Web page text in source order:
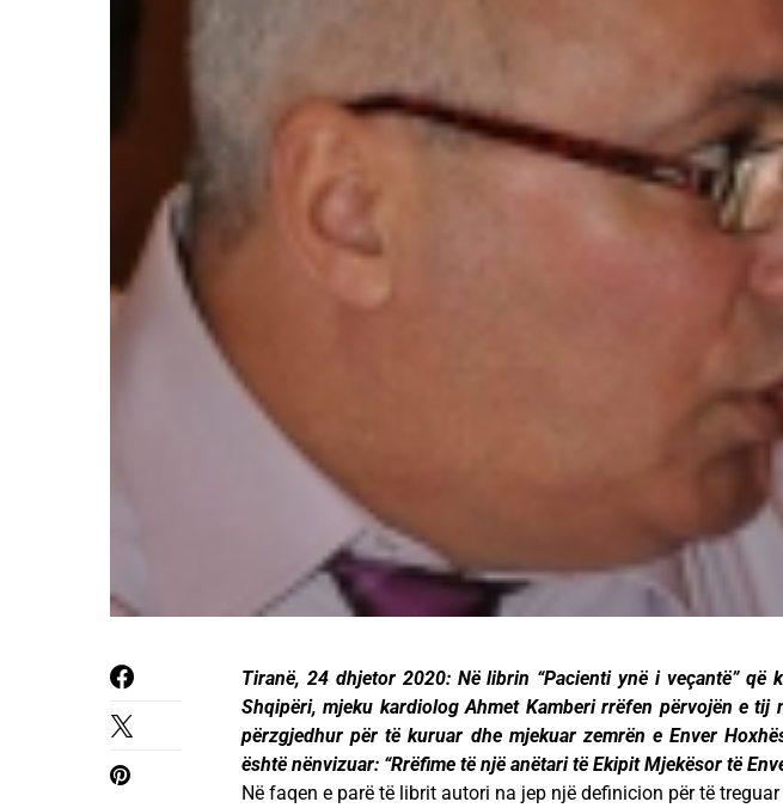
Tiranë, 24 dhjetor 2020: Në librin “Pacienti ynë i veçantë” që
Shqipëri, mjeku kardiolog Ahmet Kamberi rrëfen përvojën e
përzgjedhur për të kuruar dhe mjekuar zemrën e Enver
është nënvizuar: “Rrëfime të një anëtari të Ekipit Mjekësor të
Në faqen e parë të librit autori na jep një definicion për të